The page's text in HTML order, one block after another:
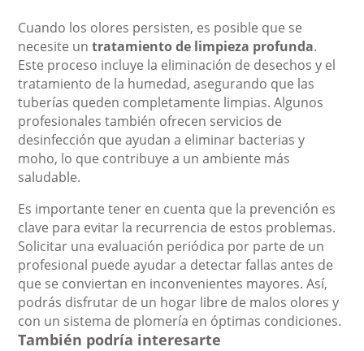
Cuando los olores persisten, es posible que se
necesite untratamiento de limpieza profunda.
Este proceso incluye la eliminación de desechos y el
tratamiento de la humedad, asegurando que las
tuberías queden completamente limpias. Algunos
profesionales también ofrecen servicios de
desinfección que ayudan a eliminar bacterias y
moho, lo que contribuye a un ambiente más
saludable.
Es importante tener en cuenta que la prevención es
clave para evitar la recurrencia de estos problemas.
Solicitar una evaluación periódica por parte de un
profesional puede ayudar a detectar fallas antes de
que se conviertan en inconvenientes mayores. Así,
podrás disfrutar de un hogar libre de malos olores y
con un sistema de plomería en óptimas condiciones.
También podría interesarte